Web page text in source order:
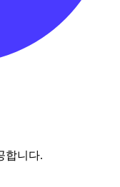
합니다.